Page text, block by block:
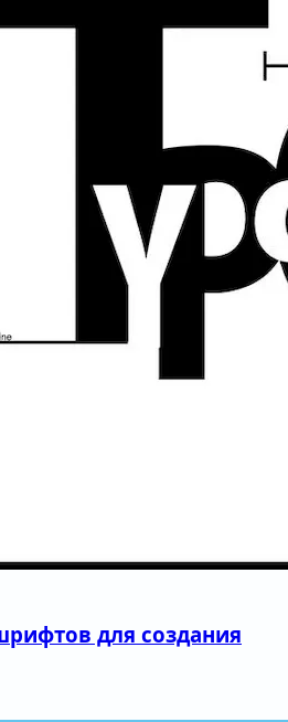
для создания